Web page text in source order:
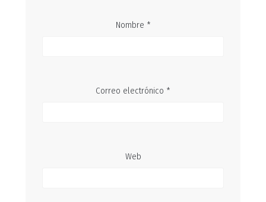
Nombre *
Correo electrónico *
Web